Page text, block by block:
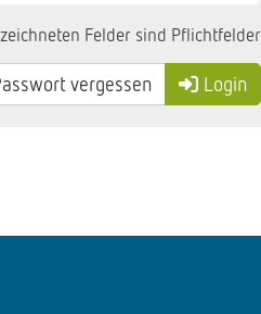
Felder sind Pflichtfelder
vergessen Login